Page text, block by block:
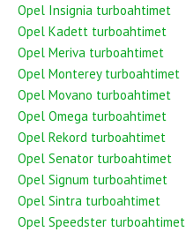
Opel Insignia turboahtimet
Opel Kadett turboahtimet
Opel Meriva turboahtimet
Opel Monterey turboahtimet
Opel Movano turboahtimet
Opel Omega turboahtimet
Opel Rekord turboahtimet
Opel Senator turboahtimet
Opel Signum turboahtimet
Opel Sintra turboahtimet
Opel Speedster turboahtimet